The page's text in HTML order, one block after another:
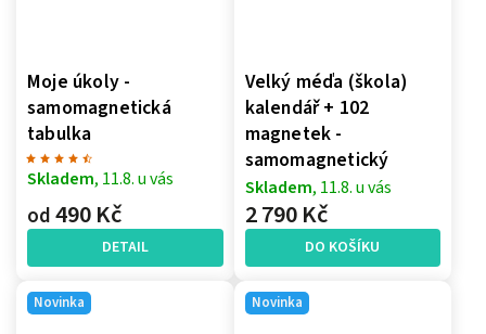
Moje úkoly -
samomagnetická
tabulka
Skladem, 11.8. u vás
od490 Kč
DETAIL
Velký méďa (škola)
kalendář + 102
magnetek -
samomagnetický
Skladem, 11.8. u vás
2 790 Kč
DO KOŠÍKU
Novinka Novinka